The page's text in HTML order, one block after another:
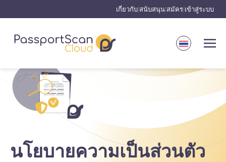
เกี่ยวกับ สนับสนุน สมัคร เข้าสู่ระบบ
นโยบายความเป็นส่วนตัว